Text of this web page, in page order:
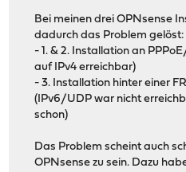
Bei meinen drei OPNsense
dadurch das Problem gelöst:
- 1. & 2. Installation an
auf IPv4 erreichbar)
- 3. Installation hinter einer
(IPv6/UDP war nicht
schon)
Das Problem scheint auch
OPNsense zu sein. Dazu